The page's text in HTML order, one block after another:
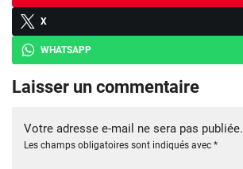
X
WHATSAPP
Laisser un commentaire
Votre adresse e-mail ne sera pas publiée.
Les champs obligatoires sont indiqués avec *